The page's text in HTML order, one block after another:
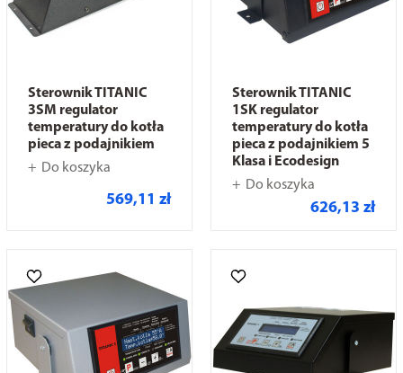
Sterownik TITANIC
3SM regulator
temperatury do kotła
pieca z podajnikiem
Do koszyka
569,11 zł
Sterownik TITANIC
1SK regulator
temperatury do kotła
pieca z podajnikiem 5
Klasa i Ecodesign
Do koszyka
626,13 zł